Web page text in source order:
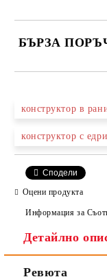
БЪРЗА
Ние ще се свържем
конструктор в
конструктор с
Сподели
Оцени продукта
Информация за
Детайлно
Ревюта